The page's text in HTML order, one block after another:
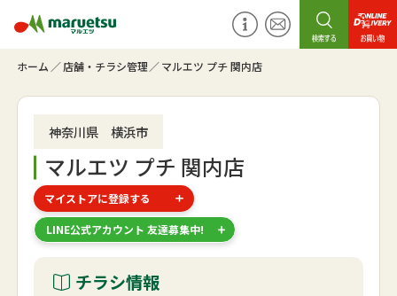
ホーム 店舗・チラシ管理 マルエツ プチ 関内店
神奈川県 横浜市
マルエツ プチ 関内店
マイストアに登録する
LINE公式アカウント 友達募集中!
チラシ情報